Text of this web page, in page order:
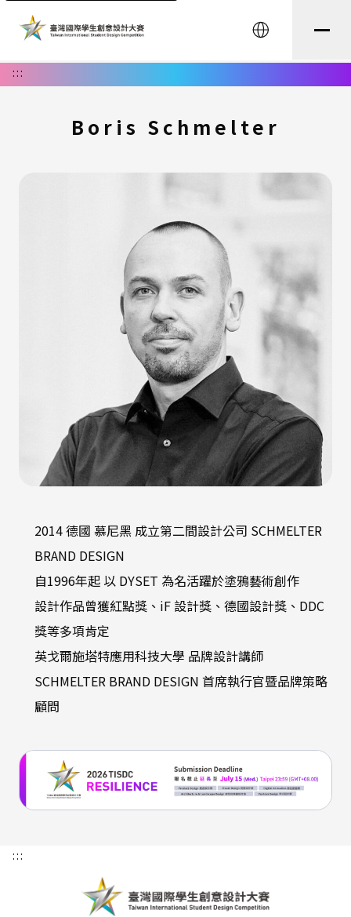
English
:::
Boris Schmelter
2014 德國 慕尼黑 成立第二間設計公司 SCHMELTER
BRAND DESIGN
自1996年起 以 DYSET 為名活躍於塗鴉藝術創作
設計作品曾獲紅點獎、iF 設計獎、德國設計獎、DDC
獎等多項肯定
英戈爾施塔特應用科技大學 品牌設計講師
SCHMELTER BRAND DESIGN 首席執行官暨品牌策略
顧問
:::